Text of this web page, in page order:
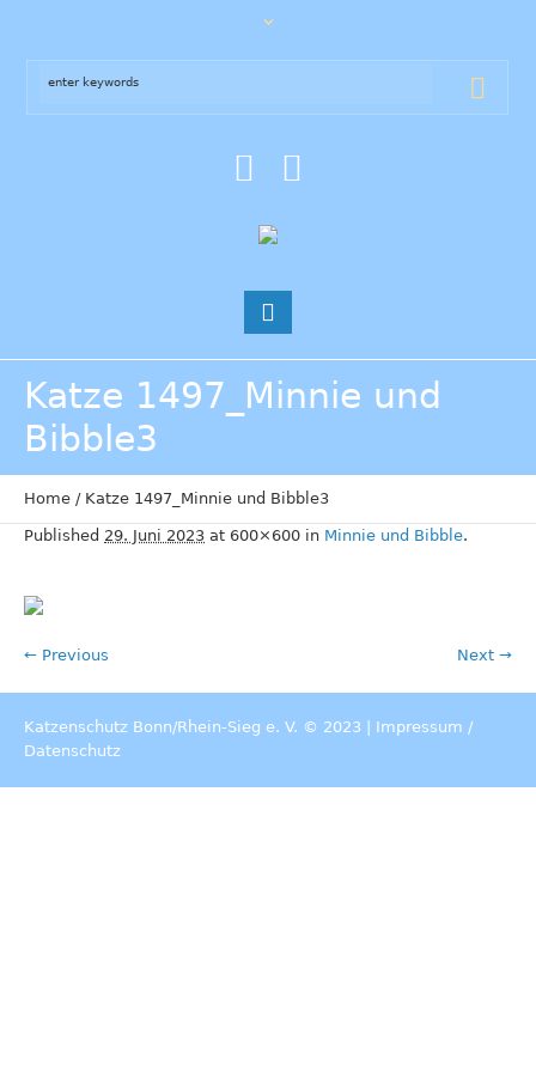
Katze 1497_Minnie und
Bibble3
Home / Katze 1497_Minnie und Bibble3
Published 29. Juni 2023 at 600×600 in Minnie und Bibble.
← Previous Next →
Katzenschutz Bonn/Rhein-Sieg e. V. © 2023 | Impressum /
Datenschutz